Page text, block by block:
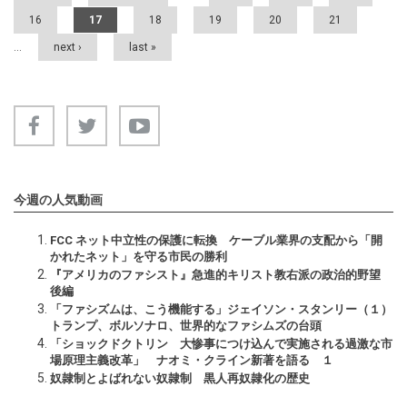
16 17 18 19 20 21
… next › last »
今週の人気動画
FCC ネット中立性の保護に転換 ケーブル業界の支配から「開
かれたネット」を守る市民の勝利
『アメリカのファシスト』急進的キリスト教右派の政治的野望
後編
「ファシズムは、こう機能する」ジェイソン・スタンリー（１）
トランプ、ボルソナロ、世界的なファシムズの台頭
「ショックドクトリン 大惨事につけ込んで実施される過激な市
場原理主義改革」 ナオミ・クライン新著を語る １
奴隷制とよばれない奴隷制 黒人再奴隷化の歴史